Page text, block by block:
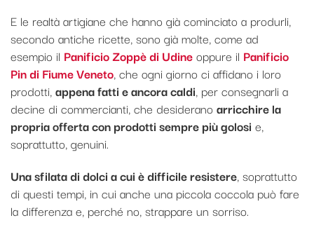
E le realtà artigiane che hanno già cominciato a produrli,
secondo antiche ricette, sono già molte, come ad
esempio il Panificio Zoppè di Udineoppure il Panificio
Pin di Fiume Veneto, che ogni giorno ci affidano i loro
prodotti,appena fatti e ancora caldi, per consegnarli a
decine di commercianti, che desiderano arricchire la
propria offerta con prodotti sempre più golosi e,
soprattutto, genuini.
Una sfilata di dolci a cui è difficile resistere, soprattutto
di questi tempi, in cui anche una piccola coccola può fare
la differenza e, perché no, strappare un sorriso.